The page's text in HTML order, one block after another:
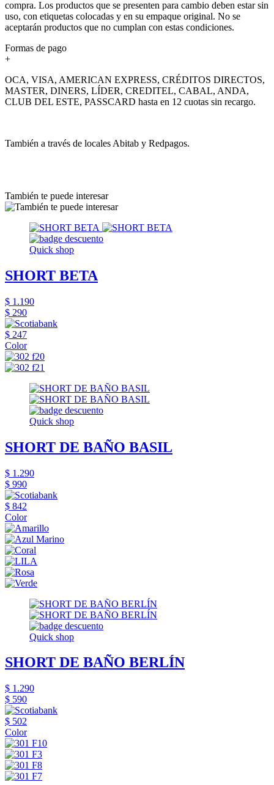
compra. Los productos que se presenten para cambio deben estar sin
uso, con etiquetas colocadas y en su empaque original. No se
aceptarán productos que no cumplan con estas condiciones.
Formas de pago
+
OCA, VISA, AMERICAN EXPRESS, CRÉDITOS DIRECTOS,
MASTER, DINERS, LÍDER, CREDITEL, CABAL, ANDA,
CLUB DEL ESTE, PASSCARD hasta en 12 cuotas sin recargo.
También a través de locales Abitab y Redpagos.
También te puede interesar
Quick shop
SHORT BETA
$ 1.190
$ 290
$ 247
Color
Quick shop
SHORT DE BAÑO BASIL
$ 1.290
$ 990
$ 842
Color
Quick shop
SHORT DE BAÑO BERLÍN
$ 1.290
$ 590
$ 502
Color